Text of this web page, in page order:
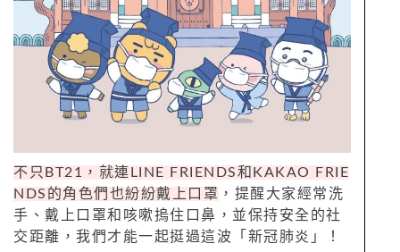
不只BT21，就連LINE FRIENDS和KAKAO FRIE
NDS的角色們也紛紛戴上口罩 ，提醒大家經常洗
手、戴上口罩和咳嗽摀住口鼻，並保持安全的社
交距離，我們才能一起挺過這波「新冠肺炎」！